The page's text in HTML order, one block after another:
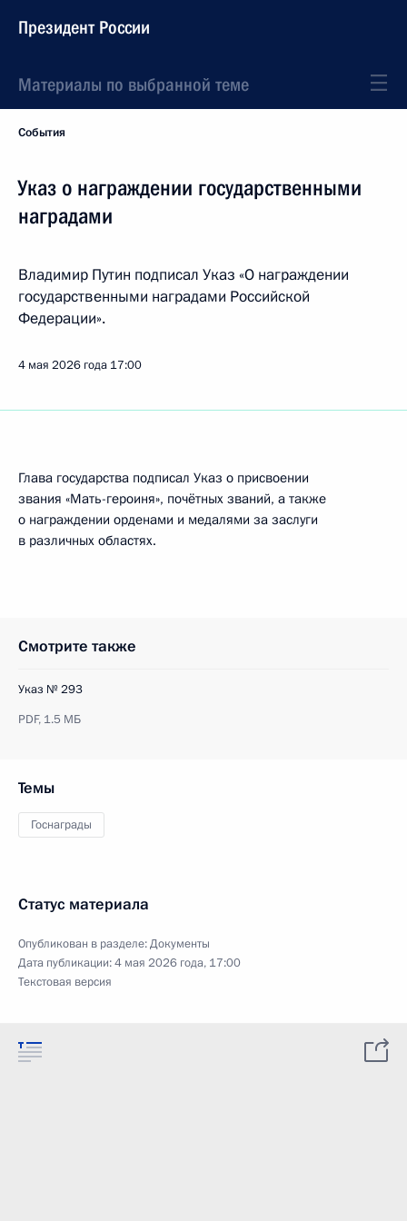
Президент России
Материалы по выбранной теме
События
Указ о награждении государственными
наградами
Владимир Путин подписал Указ «О награждении
государственными наградами Российской
Федерации».
4 мая 2026 года 17:00
Глава государства подписал Указ о присвоении
звания «Мать-героиня», почётных званий, а также
о награждении орденами и медалями за заслуги
в различных областях.
Смотрите также
Указ № 293
PDF, 1.5 МБ
Темы
Госнаграды
Статус материала
Опубликован в разделе:Документы
Дата публикации:4 мая 2026 года, 17:00
Текстовая версия